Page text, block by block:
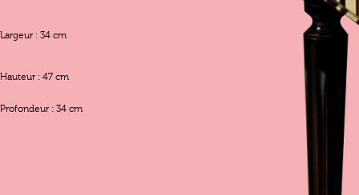
Largeur : 34 cm
Hauteur : 47 cm
Profondeur : 34 cm